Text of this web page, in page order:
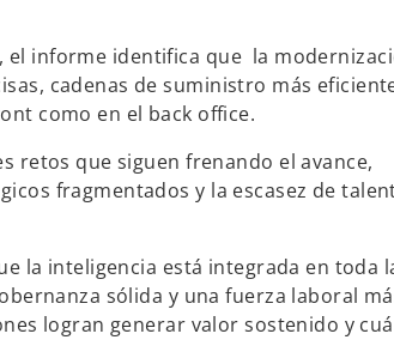
el informe identifica que la
cadenas de suministro más
como en el back office.
retos que siguen frenando el avance,
fragmentados y la escasez de
la inteligencia está integrada en toda
sólida y una fuerza laboral
logran generar valor sostenido y